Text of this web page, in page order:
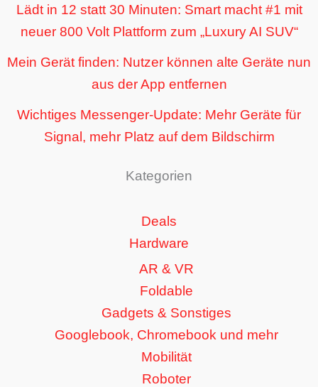
Lädt in 12 statt 30 Minuten: Smart macht #1 mit
neuer 800 Volt Plattform zum „Luxury AI SUV“
Mein Gerät finden: Nutzer können alte Geräte nun
aus der App entfernen
Wichtiges Messenger-Update: Mehr Geräte für
Signal, mehr Platz auf dem Bildschirm
Kategorien
Deals
Hardware
AR & VR
Foldable
Gadgets & Sonstiges
Googlebook, Chromebook und mehr
Mobilität
Roboter